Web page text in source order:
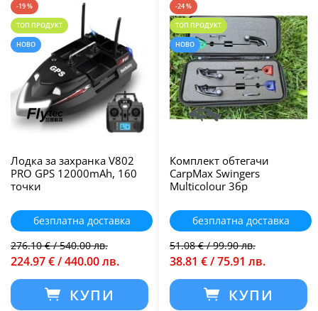
-19 %
ТОП ПРОДУКТ
НОВО
Лодка за захранка V802
PRO GPS 12000mAh, 160
точки
безплатна доставка
276.10 € / 540.00 лв.
224.97 € / 440.00 лв.
КУПИ
-24 %
ТОП ПРОДУКТ
НОВО
Комплект обтегачи
CarpMax Swingers
Multicolour 3бр
безплатна доставка
51.08 € / 99.90 лв.
38.81 € / 75.91 лв.
КУПИ